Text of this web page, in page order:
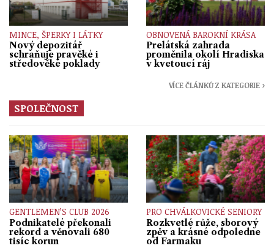
MINCE, ŠPERKY I LÁTKY
Nový depozitář
schraňuje pravěké i
středověké poklady
OBNOVENÁ BAROKNÍ KRÁSA
Prelátská zahrada
proměnila okolí Hradiska
v kvetoucí ráj
VÍCE ČLÁNKŮ Z KATEGORIE ›
SPOLEČNOST
GENTLEMEN’S CLUB 2026
Podnikatelé překonali
rekord a věnovali 680
tisíc korun
PRO CHVÁLKOVICKÉ SENIORY
Rozkvetlé růže, sborový
zpěv a krásné odpoledne
od Farmaku